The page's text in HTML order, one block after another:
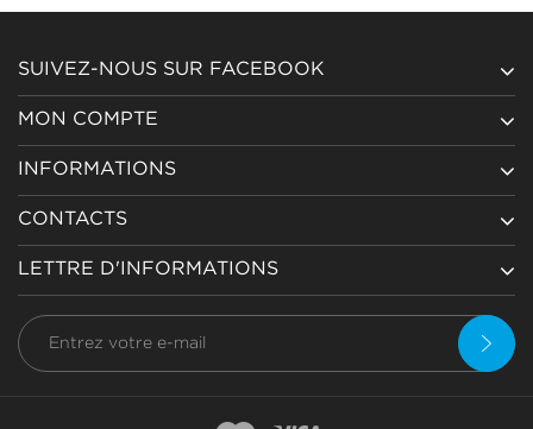
SUIVEZ-NOUS SUR FACEBOOK
MON COMPTE
INFORMATIONS
CONTACTS
LETTRE D'INFORMATIONS